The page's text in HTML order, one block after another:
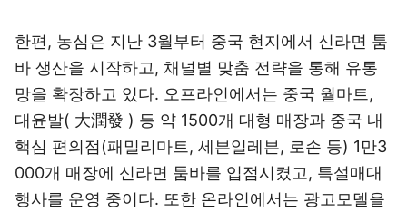
한편, 농심은 지난 3월부터 중국 현지에서 신라면 툼
바 생산을 시작하고, 채널별 맞춤 전략을 통해 유통
망을 확장하고 있다. 오프라인에서는 중국 월마트,
대윤발( 大潤發 ) 등 약 1500개 대형 매장과 중국 내
핵심 편의점(패밀리마트, 세븐일레븐, 로손 등) 1만3
000개 매장에 신라면 툼바를 입점시켰고, 특설매대
행사를 운영 중이다. 또한 온라인에서는 광고모델을